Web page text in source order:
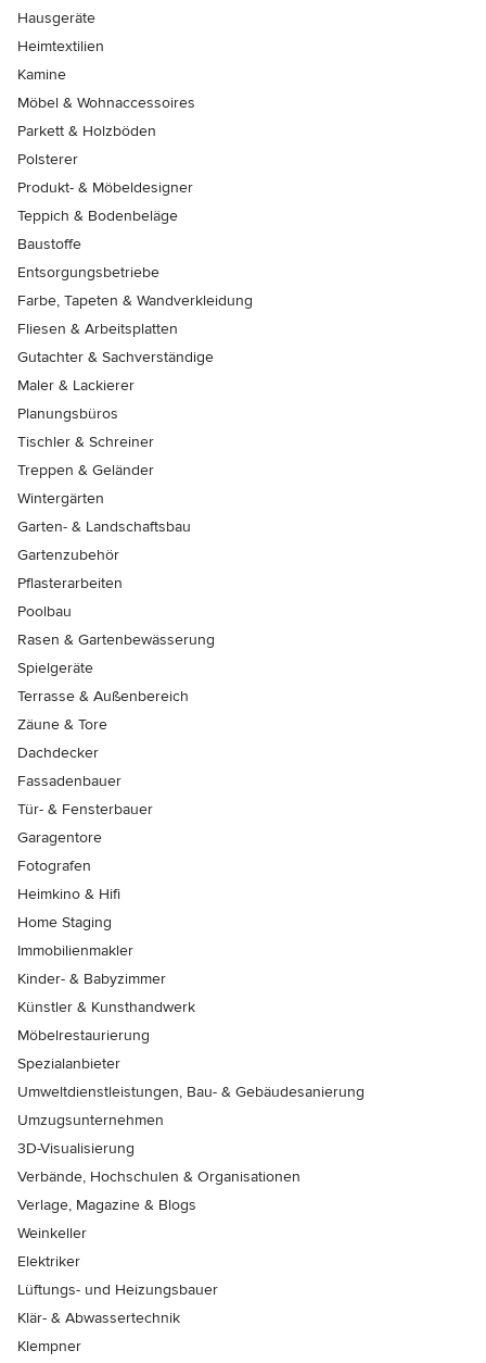
Hausgeräte
Heimtextilien
Kamine
Möbel & Wohnaccessoires
Parkett & Holzböden
Polsterer
Produkt- & Möbeldesigner
Teppich & Bodenbeläge
Baustoffe
Entsorgungsbetriebe
Farbe, Tapeten & Wandverkleidung
Fliesen & Arbeitsplatten
Gutachter & Sachverständige
Maler & Lackierer
Planungsbüros
Tischler & Schreiner
Treppen & Geländer
Wintergärten
Garten- & Landschaftsbau
Gartenzubehör
Pflasterarbeiten
Poolbau
Rasen & Gartenbewässerung
Spielgeräte
Terrasse & Außenbereich
Zäune & Tore
Dachdecker
Fassadenbauer
Tür- & Fensterbauer
Garagentore
Fotografen
Heimkino & Hifi
Home Staging
Immobilienmakler
Kinder- & Babyzimmer
Künstler & Kunsthandwerk
Möbelrestaurierung
Spezialanbieter
Umweltdienstleistungen, Bau- & Gebäudesanierung
Umzugsunternehmen
3D-Visualisierung
Verbände, Hochschulen & Organisationen
Verlage, Magazine & Blogs
Weinkeller
Elektriker
Lüftungs- und Heizungsbauer
Klär- & Abwassertechnik
Klempner